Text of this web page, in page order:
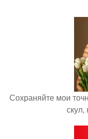
Сохраняйте мои
скул,